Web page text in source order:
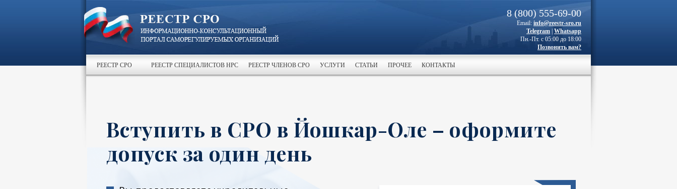
8 (800) 555-69-00
Email: info@reestr-sro.ru
Telegram Whatsapp
Пн.-Пт. с 05:00 до 18:00
Позвонить вам?
РЕЕСТР СРО РЕЕСТР СПЕЦИАЛИСТОВ НРС РЕЕСТР ЧЛЕНОВ СРО УСЛУГИ СТАТЬИ ПРОЧЕЕ КОНТАКТЫ
Вступить в СРО в Йошкар-Оле – оформите
допуск за один день